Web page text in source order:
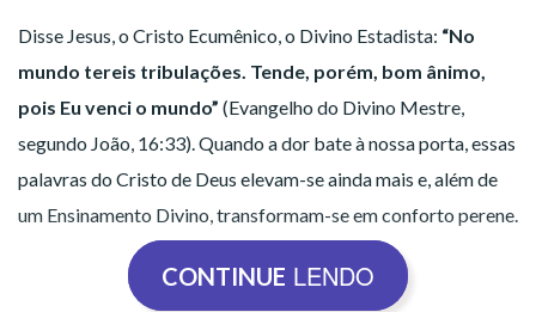
Disse Jesus, o Cristo Ecumênico, o Divino Estadista: “No
mundo tereis tribulações. Tende, porém, bom ânimo,
pois Eu venci o mundo” (Evangelho do Divino Mestre,
segundo João, 16:33). Quando a dor bate à nossa porta, essas
palavras do Cristo de Deus elevam-se ainda mais e, além de
um Ensinamento Divino, transformam-se em conforto perene.
Para a Irmã Jorgina Lessa da Silva, de Cachoeiras do Macacu,
CONTINUE LENDO